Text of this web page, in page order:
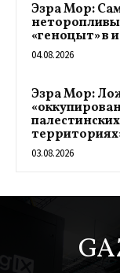
Эзра Мор:
«геноцыт» в
04.08.2026
Эзра Мор:
палестинских
03.08.2026